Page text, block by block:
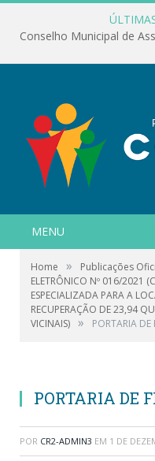
MENU
Home » Publicações
ELETRÔNICO Nº 016/2021
ESPECIALIZADA PARA A
RECUPERAÇÃO DE 23,94
VICINAIS) » PORTARIA DE
PORTARIA DE
POR CR2-ADMIN3 EM 1 DE